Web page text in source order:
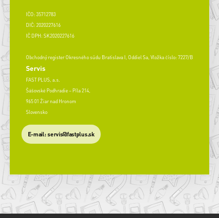
IČO: 35712783
DIČ: 2020227616
IČ DPH: SK2020227616
Obchodný register Okresného súdu Bratislava I, Oddiel Sa, Vložka číslo: 7227/B
Servis
FAST PLUS, a.s.
Šášovské Podhradie – Píla 214,
965 01 Žiar nad Hronom
Slovensko
​E-mail: servis@fastplus.sk